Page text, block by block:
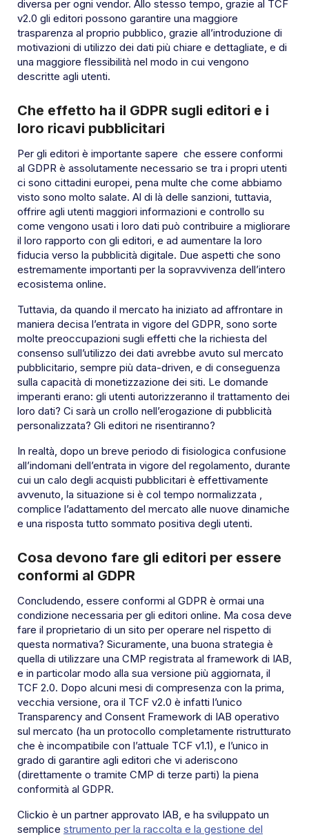
diversa per ogni vendor. Allo stesso tempo, grazie al TCF
v2.0 gli editori possono garantire una maggiore
trasparenza al proprio pubblico, grazie all’introduzione di
motivazioni di utilizzo dei dati più chiare e dettagliate, e di
una maggiore flessibilità nel modo in cui vengono
descritte agli utenti.
Che effetto ha il GDPR sugli editori e i
loro ricavi pubblicitari
Per gli editori è importante sapere che essere conformi
al GDPR è assolutamente necessario se tra i propri utenti
ci sono cittadini europei, pena multe che come abbiamo
visto sono molto salate. Al di là delle sanzioni, tuttavia,
offrire agli utenti maggiori informazioni e controllo su
come vengono usati i loro dati può contribuire a migliorare
il loro rapporto con gli editori, e ad aumentare la loro
fiducia verso la pubblicità digitale. Due aspetti che sono
estremamente importanti per la sopravvivenza dell’intero
ecosistema online.
Tuttavia, da quando il mercato ha iniziato ad affrontare in
maniera decisa l’entrata in vigore del GDPR, sono sorte
molte preoccupazioni sugli effetti che la richiesta del
consenso sull’utilizzo dei dati avrebbe avuto sul mercato
pubblicitario, sempre più data-driven, e di conseguenza
sulla capacità di monetizzazione dei siti. Le domande
imperanti erano: gli utenti autorizzeranno il trattamento dei
loro dati? Ci sarà un crollo nell’erogazione di pubblicità
personalizzata? Gli editori ne risentiranno?
In realtà, dopo un breve periodo di fisiologica confusione
all’indomani dell’entrata in vigore del regolamento, durante
cui un calo degli acquisti pubblicitari è effettivamente
avvenuto, la situazione si è col tempo normalizzata ,
complice l’adattamento del mercato alle nuove dinamiche
e una risposta tutto sommato positiva degli utenti.
Cosa devono fare gli editori per essere
conformi al GDPR
Concludendo, essere conformi al GDPR è ormai una
condizione necessaria per gli editori online. Ma cosa deve
fare il proprietario di un sito per operare nel rispetto di
questa normativa? Sicuramente, una buona strategia è
quella di utilizzare una CMP registrata al framework di IAB,
e in particolar modo alla sua versione più aggiornata, il
TCF 2.0. Dopo alcuni mesi di compresenza con la prima,
vecchia versione, ora il TCF v2.0 è infatti l’unico
Transparency and Consent Framework di IAB operativo
sul mercato (ha un protocollo completamente ristrutturato
che è incompatibile con l’attuale TCF v1.1), e l’unico in
grado di garantire agli editori che vi aderiscono
(direttamente o tramite CMP di terze parti) la piena
conformità al GDPR.
Clickio è un partner approvato IAB, e ha sviluppato un
semplice strumento per la raccolta e la gestione del